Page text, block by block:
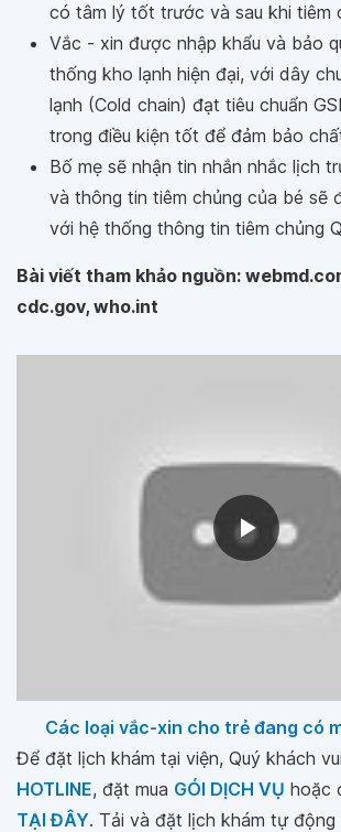
có tâm lý tốt trước và sau khi tiêm
Vắc - xin được nhập khẩu và bảo
thống kho lạnh hiện đại, với dây
lạnh (Cold chain) đạt tiêu chuẩn
trong điều kiện tốt để đảm bảo
Bố mẹ sẽ nhận tin nhắn nhắc lịch
và thông tin tiêm chủng của bé sẽ
với hệ thống thông tin tiêm chủng
Bài viết tham khảo nguồn:
cdc.gov, who.int
Các loại vắc-xin cho trẻ đang có
Để đặt lịch khám tại viện, Quý khách
HOTLINE, đặt mua GÓI DỊCH VỤ hoặc
TẠI ĐÂY. Tải và đặt lịch khám tự động